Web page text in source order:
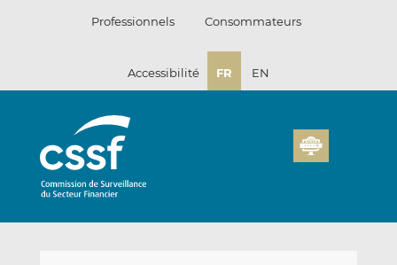
Professionnels Consommateurs
Accessibilité FR EN